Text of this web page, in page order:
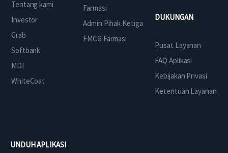
Tentang kami
Investor
Grab
Softbank
MDI
WhiteCoat
Farmasi
Admin Pihak Ketiga
FMCG Farmasi
DUKUNGAN
Pusat Layanan
FAQ Aplikasi
Kebijakan Privasi
Ketentuan Layanan
UNDUH APLIKASI